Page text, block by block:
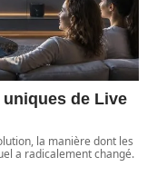
de Live
la manière dont les
a radicalement changé.